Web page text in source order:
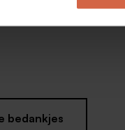
bedankjes